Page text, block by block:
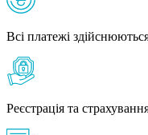
Всі платежі
Реєстрація та